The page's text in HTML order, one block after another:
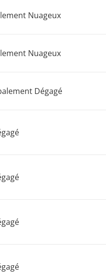
Nuageux
Nuageux
Dégagé